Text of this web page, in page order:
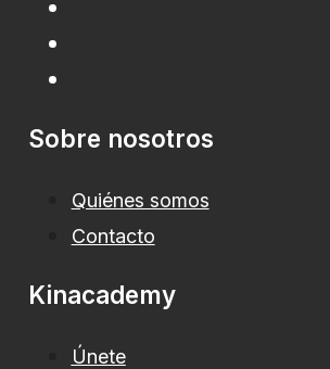
Sobre nosotros
Quiénes somos
Contacto
Kinacademy
Únete